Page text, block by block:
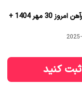
قیمت تیرآهن امروز 30 مهر 1404 +
کنید